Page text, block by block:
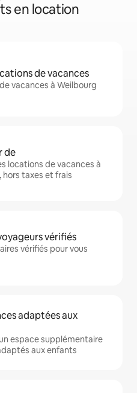
en location
de vacances
vacances à Weilbourg
de
locations de vacances à
hors taxes et frais
vérifiés
vérifiés pour vous
adaptées aux
espace supplémentaire
aux enfants